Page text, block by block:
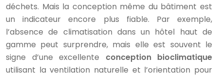
déchets. Mais la conception même du bâtiment est
un indicateur encore plus fiable. Par exemple,
l’absence de climatisation dans un hôtel haut de
gamme peut surprendre, mais elle est souvent le
signe d’une excellente conception bioclimatique
utilisant la ventilation naturelle et l’orientation pour